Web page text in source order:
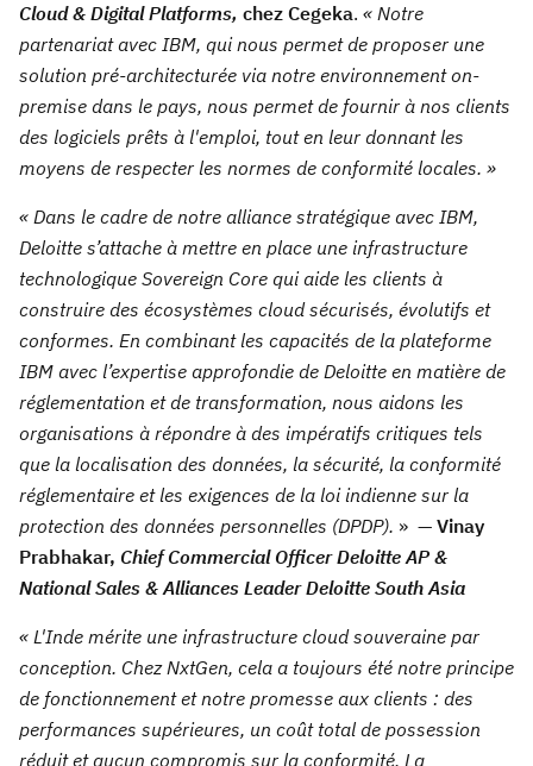
Cloud & Digital Platforms, chez Cegeka. « Notre
partenariat avec IBM, qui nous permet de proposer une
solution pré-architecturée via notre environnement on-
premise dans le pays, nous permet de fournir à nos clients
des logiciels prêts à l'emploi, tout en leur donnant les
moyens de respecter les normes de conformité locales. »
« Dans le cadre de notre alliance stratégique avec IBM,
Deloitte s’attache à mettre en place une infrastructure
technologique Sovereign Core qui aide les clients à
construire des écosystèmes cloud sécurisés, évolutifs et
conformes. En combinant les capacités de la plateforme
IBM avec l’expertise approfondie de Deloitte en matière de
réglementation et de transformation, nous aidons les
organisations à répondre à des impératifs critiques tels
que la localisation des données, la sécurité, la conformité
réglementaire et les exigences de la loi indienne sur la
protection des données personnelles (DPDP). » — Vinay
Prabhakar, Chief Commercial Officer Deloitte AP &
National Sales & Alliances Leader Deloitte South Asia
« L'Inde mérite une infrastructure cloud souveraine par
conception. Chez NxtGen, cela a toujours été notre principe
de fonctionnement et notre promesse aux clients : des
performances supérieures, un coût total de possession
réduit et aucun compromis sur la conformité. La